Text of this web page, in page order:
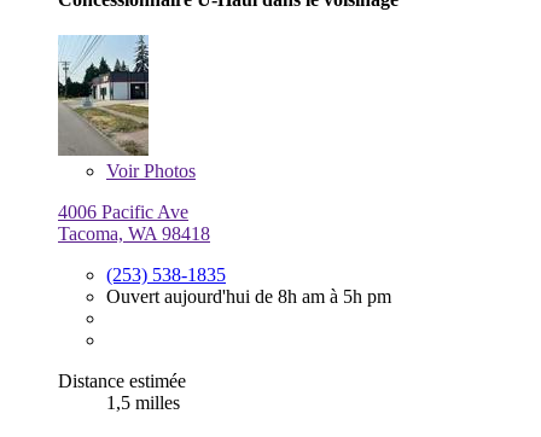
VoirPhotos
4006 Pacific Ave
Tacoma, WA 98418
(253) 538-1835
Ouvert aujourd'hui de 8h am à 5h pm
Distance estimée
1,5 milles